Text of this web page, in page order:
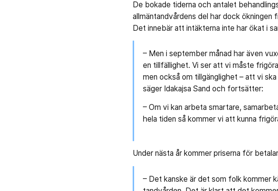
De bokade tiderna och antalet
allmäntandvårdens del har dock
Det innebär att intäkterna inte har ökat i
– Men i september månad har även
en tillfällighet. Vi ser att vi måste
men också om tillgänglighet – att vi
säger Idakajsa Sand och fortsätter:
– Om vi kan arbeta smartare,
hela tiden så kommer vi att kunna
Under nästa år kommer priserna för
– Det kanske är det som folk kommer